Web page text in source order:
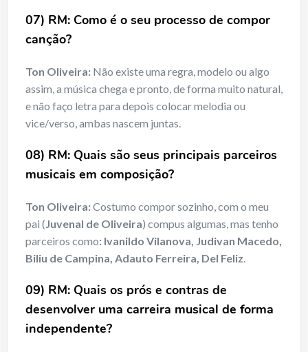
07) RM: Como é o seu processo de compor
canção?
Ton Oliveira: Não existe uma regra, modelo ou algo
assim, a música chega e pronto, de forma muito natural,
e não faço letra para depois colocar melodia ou
vice/verso, ambas nascem juntas.
08) RM: Quais são seus principais parceiros
musicais em composição?
Ton Oliveira:Costumo compor sozinho, com o meu
pai (Juvenal de Oliveira) compus algumas, mas tenho
parceiros como: Ivanildo Vilanova, Judivan Macedo,
Biliu de Campina, Adauto Ferreira, Del Feliz.
09) RM: Quais os prós e contras de
desenvolver uma carreira musical de forma
independente?